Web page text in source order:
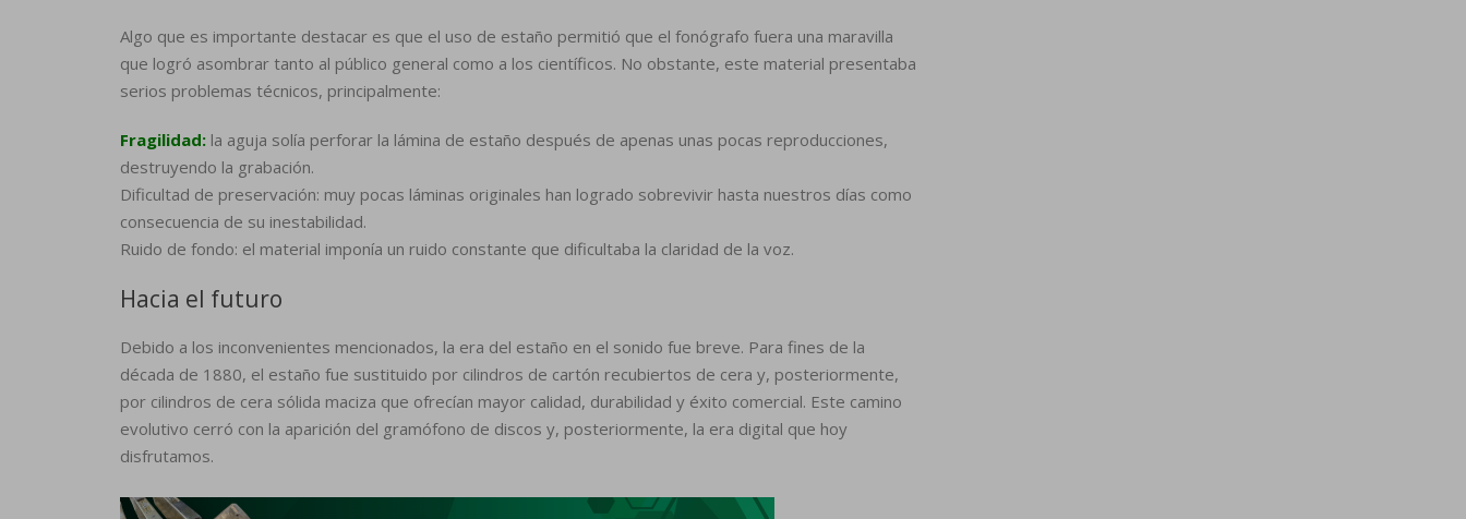
Algo que es importante destacar es que el uso de estaño permitió que el fonógrafo fuera una maravilla
que logró asombrar tanto al público general como a los científicos. No obstante, este material presentaba
serios problemas técnicos, principalmente:
Fragilidad:la aguja solía perforar la lámina de estaño después de apenas unas pocas reproducciones,
destruyendo la grabación.
Dificultad de preservación: muy pocas láminas originales han logrado sobrevivir hasta nuestros días como
consecuencia de su inestabilidad.
Ruido de fondo: el material imponía un ruido constante que dificultaba la claridad de la voz.
Hacia el futuro
Debido a los inconvenientes mencionados, la era del estaño en el sonido fue breve. Para fines de la
década de 1880, el estaño fue sustituido por cilindros de cartón recubiertos de cera y, posteriormente,
por cilindros de cera sólida maciza que ofrecían mayor calidad, durabilidad y éxito comercial. Este camino
evolutivo cerró con la aparición del gramófono de discos y, posteriormente, la era digital que hoy
disfrutamos.